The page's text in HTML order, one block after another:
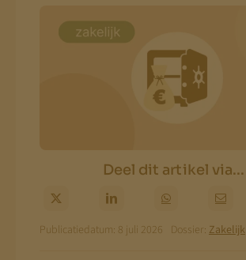
Deel dit artikel via...
Publicatiedatum: 8 juli 2026 Dossier: Zakelijk